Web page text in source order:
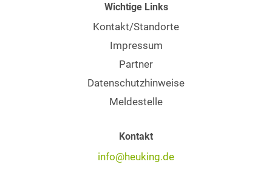
Wichtige Links
Kontakt/Standorte
Impressum
Partner
Datenschutzhinweise
Meldestelle
Kontakt
info@heuking.de